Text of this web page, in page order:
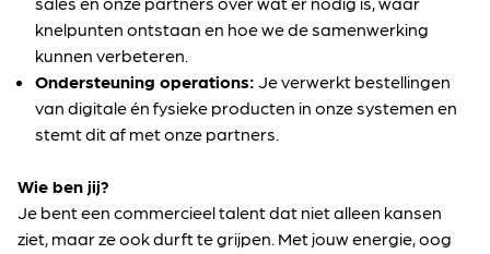
knelpunten ontstaan en hoe we de samenwerking
kunnen verbeteren.
Ondersteuning operations: Je verwerkt bestellingen
van digitale én fysieke producten in onze systemen en
stemt dit af met onze partners.
Wie ben jij?
Je bent een commercieel talent dat niet alleen kansen
ziet, maar ze ook durft te grijpen. Met jouw energie, oog